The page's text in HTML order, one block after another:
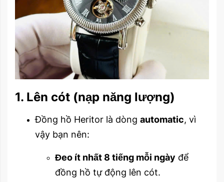
1. Lên cót (nạp năng lượng)
Đồng hồ Heritor là dòng automatic, vì
vậy bạn nên:
Đeo ít nhất 8 tiếng mỗi ngày để
đồng hồ tự động lên cót.